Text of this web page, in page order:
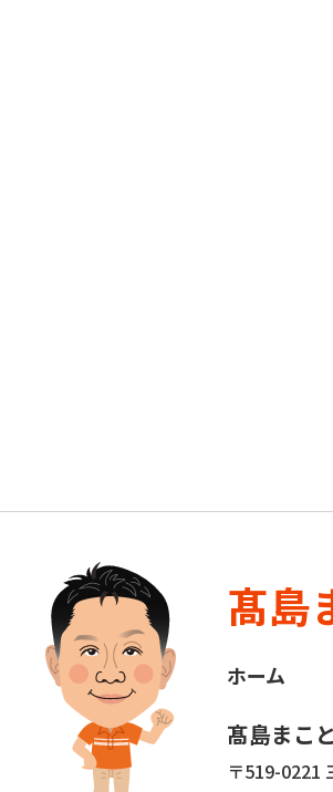
髙島
ホーム
髙島まこ
〒519-0221